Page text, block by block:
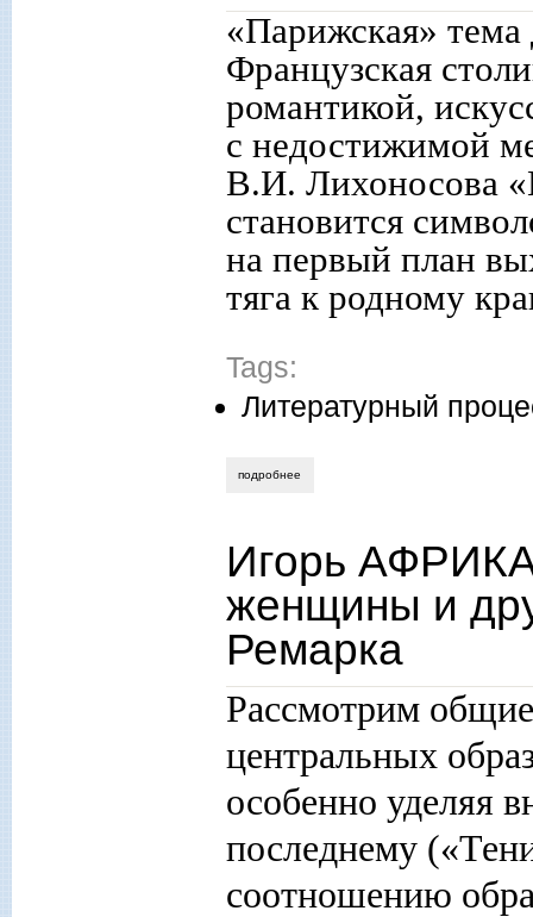
«Парижская» тема
Французская
романтикой,
с недостижимой
В.И. Лихоносова
становится
на первый план
тяга к родному
Tags:
Литературный
подробнее
Игорь
женщины и
Ремарка
Рассмотрим
центральных
особенно уделяя
последнему
соотношению